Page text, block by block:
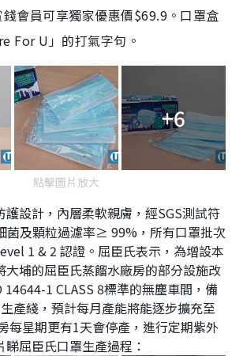
會員可享獨家優惠價$69.9。口罩盒
For U」的打氣字句。
+6
點擊圖片放大
護設計，內層柔軟親膚，經SGS測試符
菌及顆粒過濾率≥ 99%，所有口罩批次
1 & 2 認證。屈臣氏表示，為增設本
大埔的屈臣氏蒸餾水廠房的部分設施改
14644-1 CLASS 8標準的無塵車間，備
產綫，預計每月產能將能逐步擴充至
每星期更有1天會停產，進行定期紫外
屈臣氏口罩生產過程：